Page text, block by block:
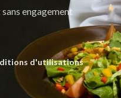
engagement
d'utilisations